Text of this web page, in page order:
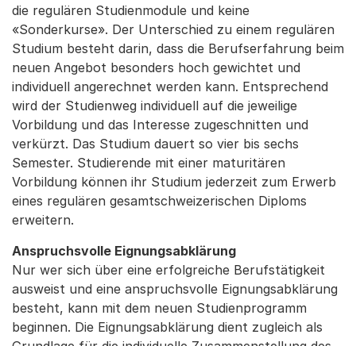
die regulären Studienmodule und keine
«Sonderkurse». Der Unterschied zu einem regulären
Studium besteht darin, dass die Berufserfahrung beim
neuen Angebot besonders hoch gewichtet und
individuell angerechnet werden kann. Entsprechend
wird der Studienweg individuell auf die jeweilige
Vorbildung und das Interesse zugeschnitten und
verkürzt. Das Studium dauert so vier bis sechs
Semester. Studierende mit einer maturitären
Vorbildung können ihr Studium jederzeit zum Erwerb
eines regulären gesamtschweizerischen Diploms
erweitern.
Anspruchsvolle Eignungsabklärung
Nur wer sich über eine erfolgreiche Berufstätigkeit
ausweist und eine anspruchsvolle Eignungsabklärung
besteht, kann mit dem neuen Studienprogramm
beginnen. Die Eignungsabklärung dient zugleich als